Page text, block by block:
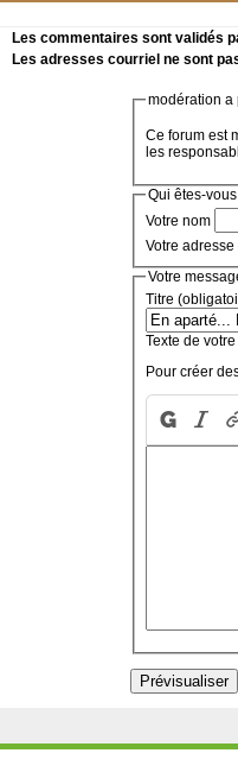
Les commentaires sont validés
Les adresses courriel ne sont
modération a
Ce forum est
les
Qui êtes-
Votre nom
Votre adresse
Votre
Titre
Texte de
Pour créer